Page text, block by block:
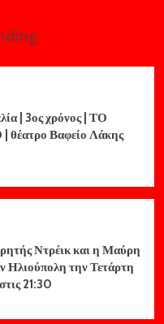
| 3ος χρόνος | ΤΟ
Βαφείο Λάκης
Ντρέικ και η Μαύρη
Ηλιούπολη την Τετάρτη
21:30